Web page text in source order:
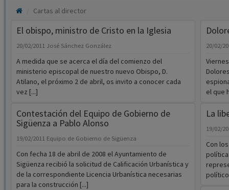
Cartas al director
El obispo, ministro de Cristo en la Iglesia
20/02/2011 José Sánchez González
A medida que se acerca el día del comienzo del
ministerio episcopal de nuestro nuevo Obispo, D.
Atilano, el próximo 2 de abril, os invito a conocer cada
vez [...]
Contestación del Equipo de Gobierno de
Sigüenza a Pablo Alonso
19/02/2011 Equipo de Gobierno de Sigüenza
Con fecha 18 de abril de 2008 el Ayuntamiento de
Sigüenza recibió la solicitud de Calificación Urbanística y
de la correspondiente Licencia Urbanística necesarias
para la construcción [...]
20/02/
el que
La
19/02/
Con